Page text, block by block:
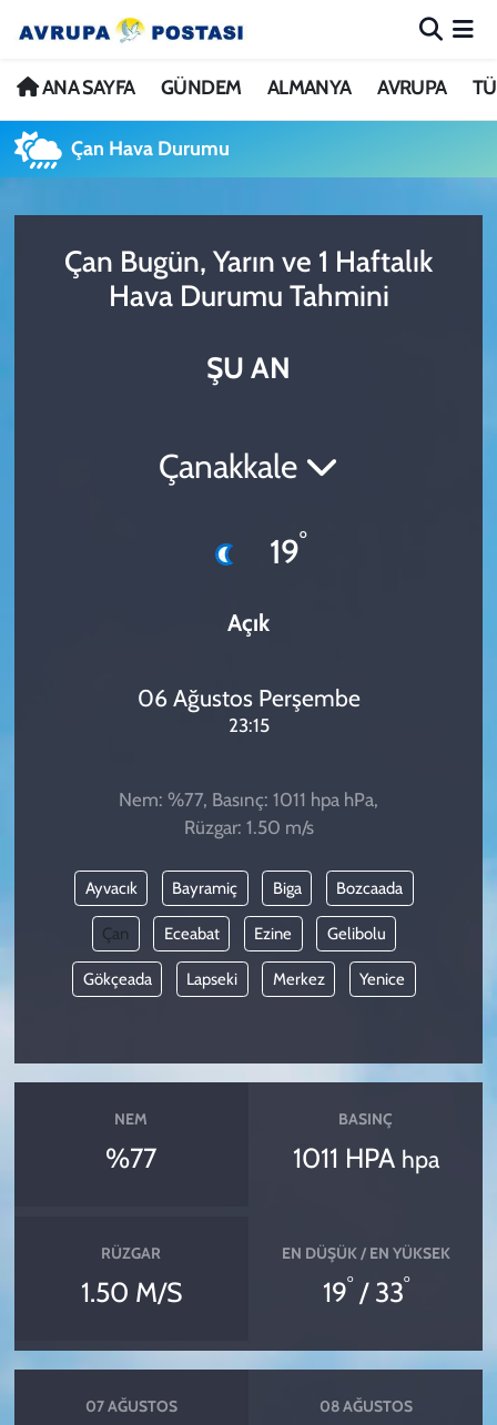
ANA SAYFA GÜNDEM ALMANYA AVRUPA
Çan Hava Durumu
Çan Bugün, Yarın ve 1 Haftalık
Hava Durumu Tahmini
ŞU AN
Çanakkale
19°
Açık
06 Ağustos Perşembe
23:15
Nem: %77, Basınç: 1011 hpa hPa,
Rüzgar: 1.50 m/s
Ayvacık Bayramiç Biga Bozcaada
Çan Eceabat Ezine Gelibolu
Gökçeada Lapseki Merkez Yenice
NEM
%77
BASINÇ
1011 HPA hpa
RÜZGAR
1.50 M/S
EN DÜŞÜK / EN YÜKSEK
19°/ 33°
07 AĞUSTOS
08 AĞUSTOS
ANA SAYFA
GÜNDEM
AVRUPA
TÜRKİYE
Nöbetçi Eczaneler
Hava Durumu
Trafik Durumu
Avrupa Ligi Puan Durumu ve Fikstür